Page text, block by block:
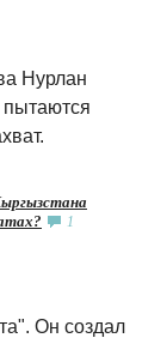
Нурлан
пытаются
1
Он создал